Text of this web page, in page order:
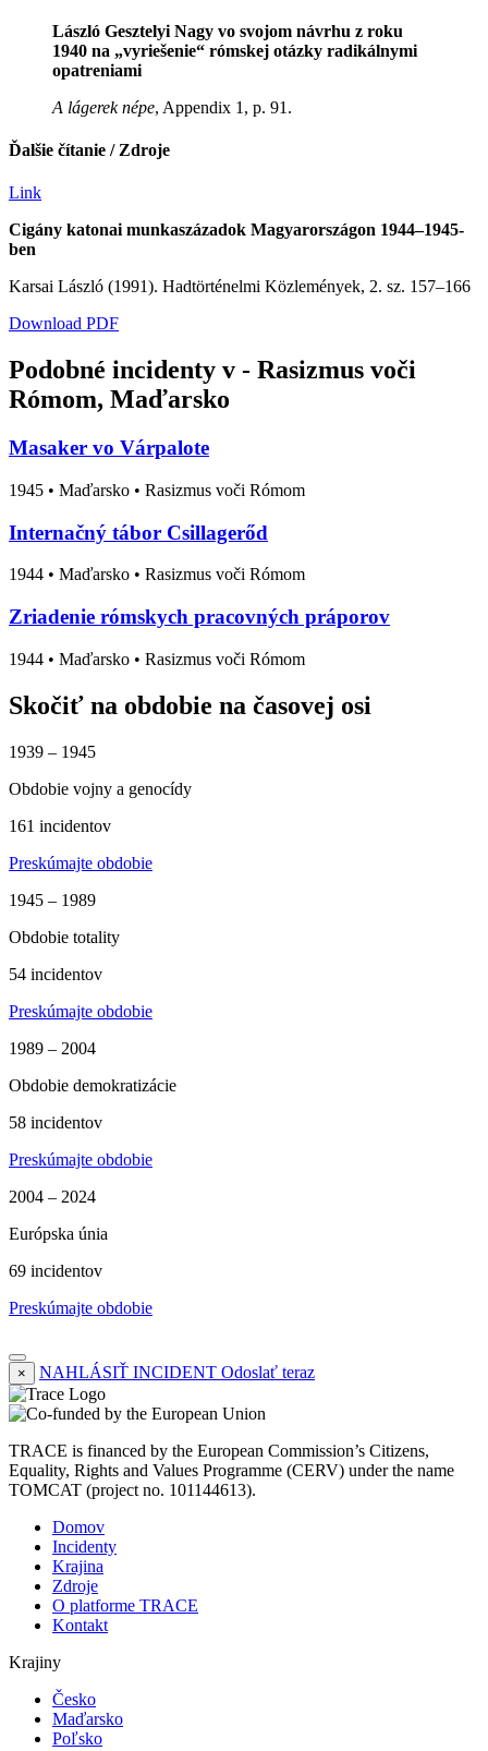
László Gesztelyi Nagy vo svojom návrhu z roku
1940 na „vyriešenie“ rómskej otázky radikálnymi
opatreniami
A lágerek népe, Appendix 1, p. 91.
Ďalšie čítanie / Zdroje
Link
Cigány katonai munkaszázadok Magyarországon 1944–1945-
ben
Karsai László (1991). Hadtörténelmi Közlemények, 2. sz. 157–166
Download PDF
Podobné incidenty v - Rasizmus voči
Rómom, Maďarsko
Masaker vo Várpalote
1945 • Maďarsko • Rasizmus voči Rómom
Internačný tábor Csillagerőd
1944 • Maďarsko • Rasizmus voči Rómom
Zriadenie rómskych pracovných práporov
1944 • Maďarsko • Rasizmus voči Rómom
Skočiť na obdobie na časovej osi
1939 – 1945
Obdobie vojny a genocídy
161 incidentov
Preskúmajte obdobie
1945 – 1989
Obdobie totality
54 incidentov
Preskúmajte obdobie
1989 – 2004
Obdobie demokratizácie
58 incidentov
Preskúmajte obdobie
2004 – 2024
Európska únia
69 incidentov
Preskúmajte obdobie
× NAHLÁSIŤ INCIDENT Odoslať teraz
TRACE is financed by the European Commission’s Citizens,
Equality, Rights and Values Programme (CERV) under the name
TOMCAT (project no. 101144613).
Domov
Incidenty
Krajina
Zdroje
O platforme TRACE
Kontakt
Krajiny
Česko
Maďarsko
Poľsko